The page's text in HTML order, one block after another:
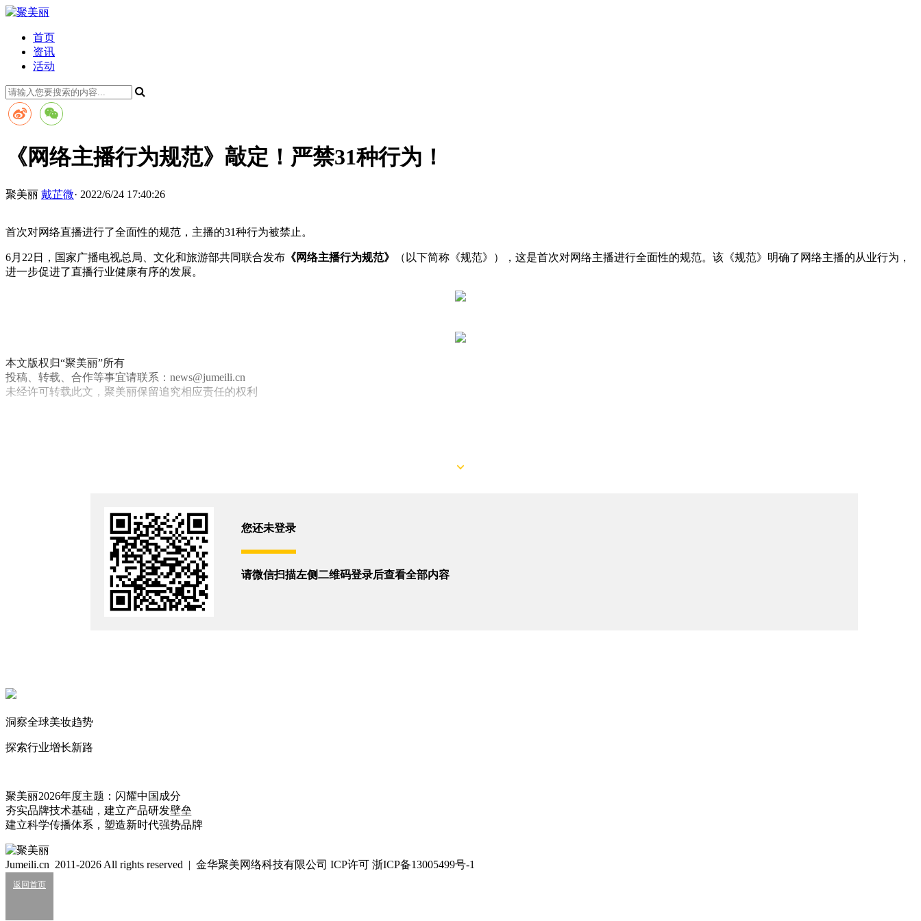
首页
资讯
活动
《网络主播行为规范》敲定！严禁31种行为！
聚美丽 戴芷微· 2022/6/24 17:40:26
首次对网络直播进行了全面性的规范，主播的31种行为被禁止。
6月22日，国家广播电视总局、文化和旅游部共同联合发布 《网络主播行为规范》
（以下简称《规范》），这是首次对网络主播进行全面性的规范。该《规范》明确了网络主播的从业行为，
进一步促进了直播行业健康有序的发展。
本文版权归“聚美丽”所有
投稿、转载、合作等事宜请联系：news@jumeili.cn
未经许可转载此文，聚美丽保留追究相应责任的权利
打开微信扫码登录
进口喷雾翻车，代理商被罚86万！
2026/7/28
知名洗护品牌陷致癌诉讼
20
2026刚过半，20家美妆企业走向破产！
2026/07/27
5776万，新锐护发品牌易主！
2026/07/25
您还未登录
请微信扫描左侧二维码登录后查看全部内容
洞察全球美妆趋势
探索行业增长新路
聚美丽2026年度主题：闪耀中国成分
夯实品牌技术基础，建立产品研发壁垒
建立科学传播体系，塑造新时代强势品牌
Jumeili.cn 2011-2026 All rights reserved | 金华聚美网络科技有限公司 ICP许可 浙ICP备13005499号-1
返回首页